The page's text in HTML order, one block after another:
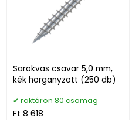
Sarokvas csavar 5,0 mm,
kék horganyzott (250 db)
raktáron 80 csomag
Ft 8 618